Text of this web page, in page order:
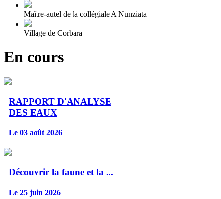
Maître-autel de la collégiale A Nunziata
Village de Corbara
En cours
RAPPORT D'ANALYSE
DES EAUX
Le 03 août 2026
Découvrir la faune et la ...
Le 25 juin 2026